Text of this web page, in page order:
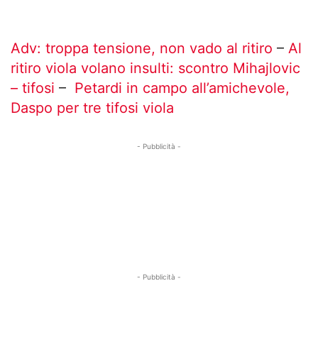
Adv: troppa tensione, non vado al ritiro – Al
ritiro viola volano insulti: scontro Mihajlovic
– tifosi – Petardi in campo all’amichevole,
Daspo per tre tifosi viola
- Pubblicità -
- Pubblicità -